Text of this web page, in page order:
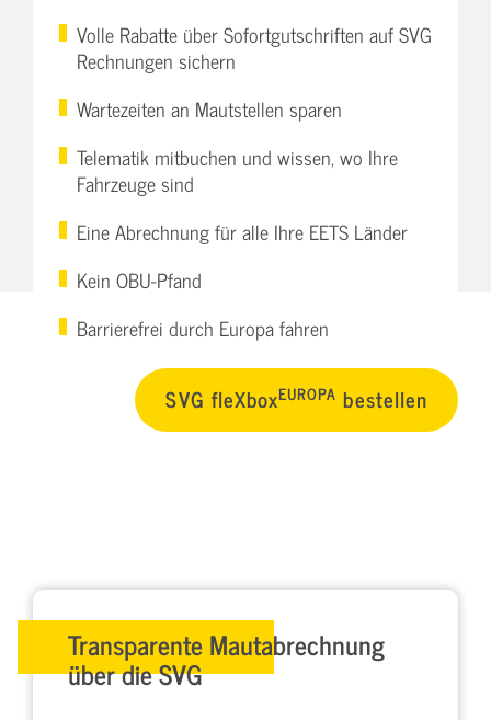
Volle Rabatte über Sofortgutschriften auf SVG
Rechnungen sichern
Wartezeiten an Mautstellen sparen
Telematik mitbuchen und wissen, wo Ihre
Fahrzeuge sind
Eine Abrechnung für alle Ihre EETS Länder
Kein OBU-Pfand
Barrierefrei durch Europa fahren
SVG fleXboxEUROPA bestellen
Transparente Mautabrechnung
über die SVG